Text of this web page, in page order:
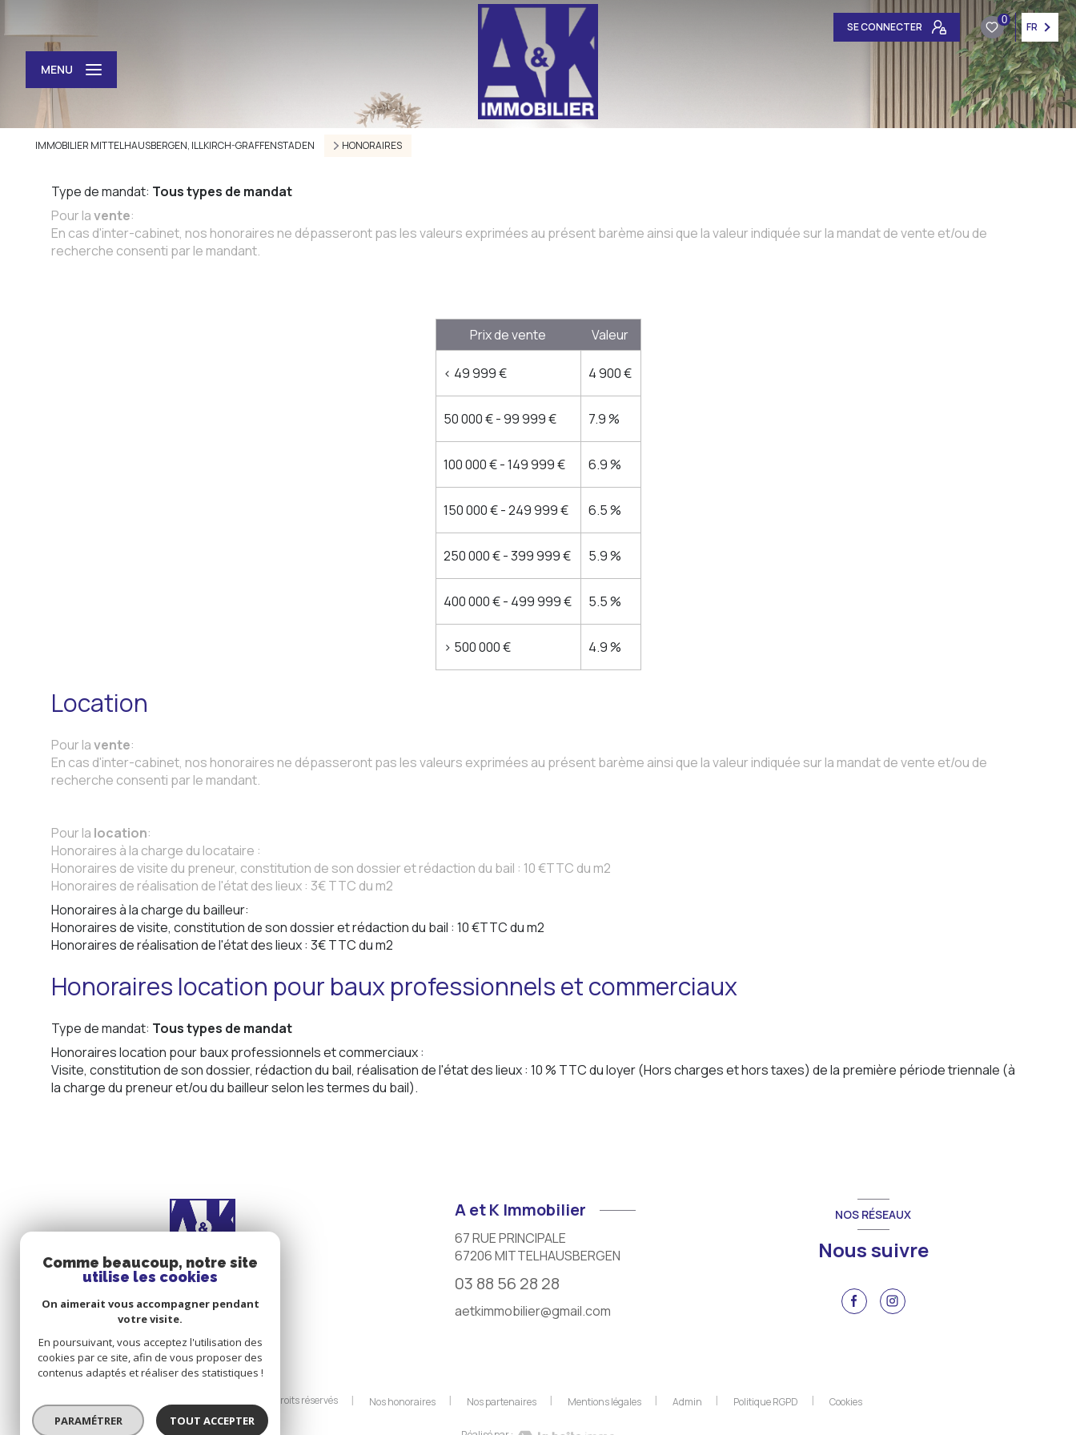
SE CONNECTER
0
FR
MENU
IMMOBILIER MITTELHAUSBERGEN, ILLKIRCH-GRAFFENSTADEN HONORAIRES
Type de mandat: Tous types de mandat
Pour lavente:
En cas d'inter-cabinet, nos honoraires ne dépasseront pas les valeurs exprimées au présent barème ainsi que la valeur indiquée sur la mandat de vente et/ou de
recherche consenti par le mandant.
Prix de vente Valeur
< 49 999 € 4 900 €
50 000 € - 99 999 € 7.9 %
100 000 € - 149 999 € 6.9 %
150 000 € - 249 999 € 6.5 %
250 000 € - 399 999 € 5.9 %
400 000 € - 499 999 € 5.5 %
> 500 000 € 4.9 %
Location
Pour lavente:
En cas d'inter-cabinet, nos honoraires ne dépasseront pas les valeurs exprimées au présent barème ainsi que la valeur indiquée sur la mandat de vente et/ou de
recherche consenti par le mandant.
Pour la location:
Honoraires à la charge du locataire :
Honoraires de visite du preneur, constitution de son dossier et rédaction du bail : 10 €TTC du m2
Honoraires de réalisation de l'état des lieux : 3€ TTC du m2
Honoraires à la charge du bailleur:
Honoraires de visite, constitution de son dossier et rédaction du bail : 10 €TTC du m2
Honoraires de réalisation de l'état des lieux : 3€ TTC du m2
Honoraires location pour baux professionnels et commerciaux
Type de mandat: Tous types de mandat
Honoraires location pour baux professionnels et commerciaux :
Visite, constitution de son dossier, rédaction du bail, réalisationde l'état des lieux : 10 % TTC du loyer (Hors charges et hors taxes) de la première période triennale (à
la charge du preneur et/ou du bailleur selonles termes du bail).
A et K Immobilier
67 RUE PRINCIPALE
67206MITTELHAUSBERGEN
03 88 56 28 28
aetkimmobilier@gmail.com
NOS RÉSEAUX
Nous suivre
© 2026 | Tous droits réservés Nos honoraires Nos partenaires Mentions légales Admin Politique RGPD Cookies
Comme beaucoup, notre site
utilise les cookies
On aimerait vous accompagner pendant
votre visite.
En poursuivant, vous acceptez l'utilisation des
cookies par ce site, afin de vous proposer des
contenus adaptés et réaliser des statistiques !
PARAMÉTRER TOUT ACCEPTER